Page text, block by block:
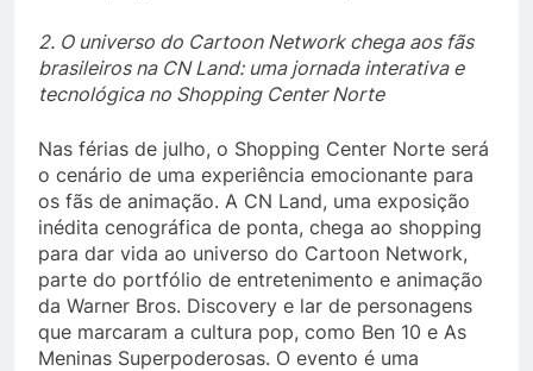
2. O universo do Cartoon Network chega aos fãs
brasileiros na CN Land: uma jornada interativa e
tecnológica no Shopping Center Norte
Nas férias de julho, o Shopping Center Norte será
o cenário de uma experiência emocionante para
os fãs de animação. A CN Land, uma exposição
inédita cenográfica de ponta, chega ao shopping
para dar vida ao universo do Cartoon Network,
parte do portfólio de entretenimento e animação
da Warner Bros. Discovery e lar de personagens
que marcaram a cultura pop, como Ben 10 e As
Meninas Superpoderosas. O evento é uma